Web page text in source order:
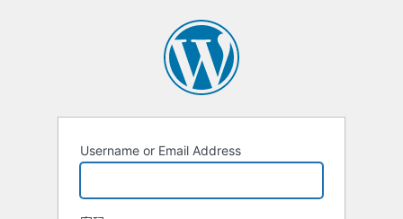
Username or Email Address